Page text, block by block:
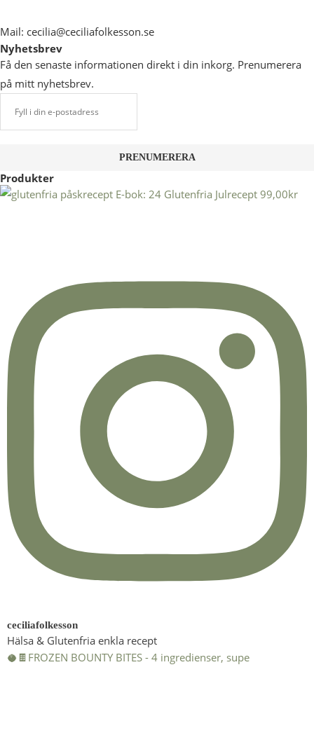
Mail: cecilia@ceciliafolkesson.se
Nyhetsbrev
Få den senaste informationen direkt i din inkorg. Prenumerera
på mitt nyhetsbrev.
Produkter
E-bok: 24 Glutenfria Julrecept 99,00kr
ceciliafolkesson
Hälsa & Glutenfria enkla recept
🥥🍫FROZEN BOUNTY BITES - 4 ingredienser, supe